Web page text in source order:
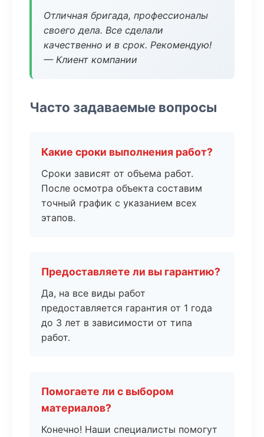
Отличная бригада, профессионалы
своего дела. Все сделали
качественно и в срок. Рекомендую!
— Клиент компании
Часто задаваемые вопросы
Какие сроки выполнения работ?
Сроки зависят от объема работ.
После осмотра объекта составим
точный график с указанием всех
этапов.
Предоставляете ли вы гарантию?
Да, на все виды работ
предоставляется гарантия от 1 года
до 3 лет в зависимости от типа
работ.
Помогаете ли с выбором
материалов?
Конечно! Наши специалисты помогут